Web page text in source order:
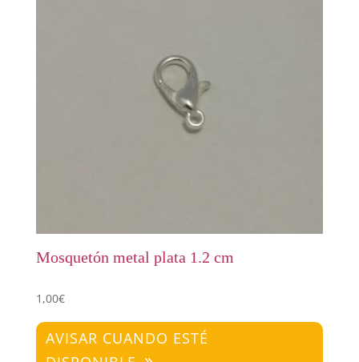
Mosquetón metal plata 1.2 cm
1,00€
AVISAR CUANDO ESTÉ